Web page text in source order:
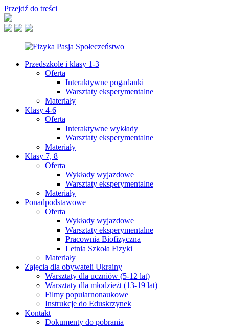
Przejdź do treści
Przedszkole i klasy 1-3
Oferta
Interaktywne pogadanki
Warsztaty eksperymentalne
Materiały
Klasy 4-6
Oferta
Interaktywne wykłady
Warsztaty eksperymentalne
Materiały
Klasy 7, 8
Oferta
Wykłady wyjazdowe
Warsztaty eksperymentalne
Materiały
Ponadpodstawowe
Oferta
Wykłady wyjazdowe
Warsztaty eksperymentalne
Pracownia Biofizyczna
Letnia Szkoła Fizyki
Materiały
Zajęcia dla obywateli Ukrainy
Warsztaty dla uczniów (5-12 lat)
Warsztaty dla młodzieżt (13-19 lat)
Filmy popularnonaukowe
Instrukcje do Eduskrzynek
Kontakt
Dokumenty do pobrania